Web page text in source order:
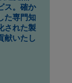
ス。確か
た専門知
された製
献いたし